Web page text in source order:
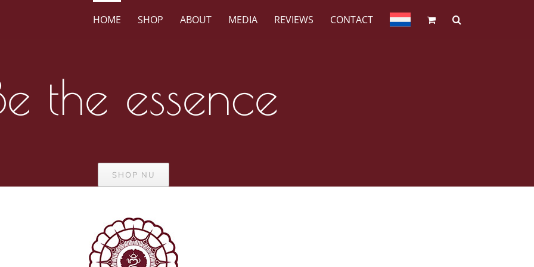
HOME SHOP ABOUT MEDIA REVIEWS CONTACT
the essence
SHOP NU